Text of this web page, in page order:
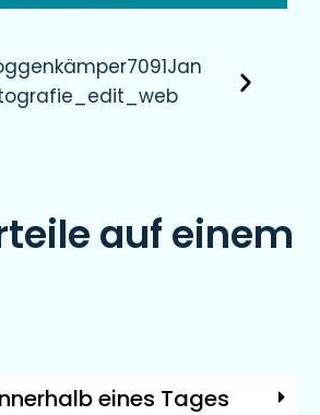
auf einem
eines Tages